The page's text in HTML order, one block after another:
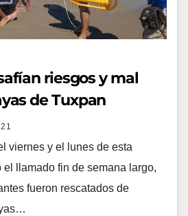
riesgos y mal
de Tuxpan
viernes y el lunes de esta
el llamado fin de semana largo,
fueron rescatados de